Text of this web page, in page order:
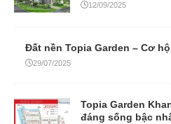
12/09/2025
Đất nền Topia Garden – Cơ
29/07/2025
Topia Garden
đáng sống bậc